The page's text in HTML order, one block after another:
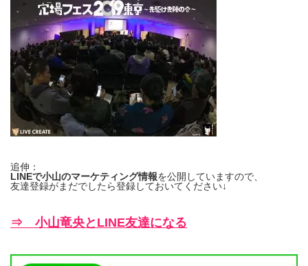
追伸：
LINEで小山のマーケティング情報を公開していますので、
友達登録がまだでしたら登録しておいてください↓
⇒ 小山竜央とLINE友達になる